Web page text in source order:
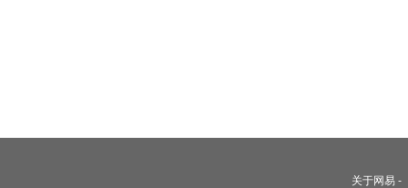
关于网易 -